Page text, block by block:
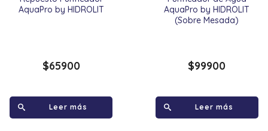
AquaPro by HIDROLIT
$65900
Leer más
AquaPro by HIDROLIT
(Sobre Mesada)
$99900
Leer más